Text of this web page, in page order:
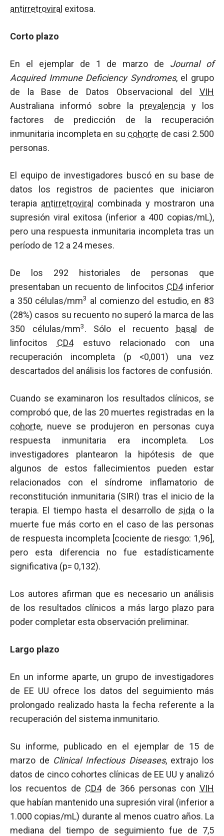
antirretroviral exitosa.
Corto plazo
En el ejemplar de 1 de marzo de Journal of
Acquired Immune Deficiency Syndromes, el grupo
de la Base de Datos Observacional del VIH
Australiana informó sobre la prevalencia y los
factores de predicción de la recuperación
inmunitaria incompleta en su cohorte de casi 2.500
personas.
El equipo de investigadores buscó en su base de
datos los registros de pacientes que iniciaron
terapia antirretroviral
combinada y mostraron una
supresión viral exitosa (inferior a 400 copias/mL),
pero una respuesta inmunitaria incompleta tras un
período de 12 a 24 meses.
De los 292 historiales de personas que
presentaban un recuento de linfocitos CD4inferior
a 350 células/mm3 al comienzo del estudio, en 83
(28%) casos su recuento no superó la marca de las
350 células/mm3. Sólo el recuento basal
de
linfocitos CD4estuvo relacionado con una
recuperación incompleta (p <0,001) una vez
descartados del análisis los factores de confusión.
Cuando se examinaron los resultados clínicos, se
comprobó que, de las 20 muertes registradas en la
cohorte, nueve se produjeron en personas cuya
respuesta inmunitaria era incompleta. Los
investigadores plantearon la hipótesis de que
algunos de estos fallecimientos pueden estar
relacionados con el síndrome inflamatorio de
reconstitución inmunitaria (SIRI) tras el inicio de la
terapia. El tiempo hasta el desarrollo de sida o la
muerte fue más corto en el caso de las personas
de respuesta incompleta [cociente de riesgo: 1,96],
pero esta diferencia no fue estadísticamente
significativa (p= 0,132).
Los autores afirman que es necesario un análisis
de los resultados clínicos a más largo plazo para
poder completar esta observación preliminar.
Largo plazo
En un informe aparte, un grupo de investigadores
de EE UU ofrece los datos del seguimiento más
prolongado realizado hasta la fecha referente a la
recuperación del sistema inmunitario.
Su informe, publicado en el ejemplar de 15 de
marzo de Clinical Infectious Diseases, extrajo los
datos de cinco cohortes clínicas de EE UU y analizó
los recuentos de CD4de 366 personas con VIH
que habían mantenido una supresión viral (inferior a
1.000 copias/mL) durante al menos cuatro años. La
mediana del tiempo de seguimiento fue de 7,5